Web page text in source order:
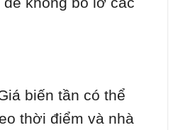
biến tần có thể
thời điểm và nhà